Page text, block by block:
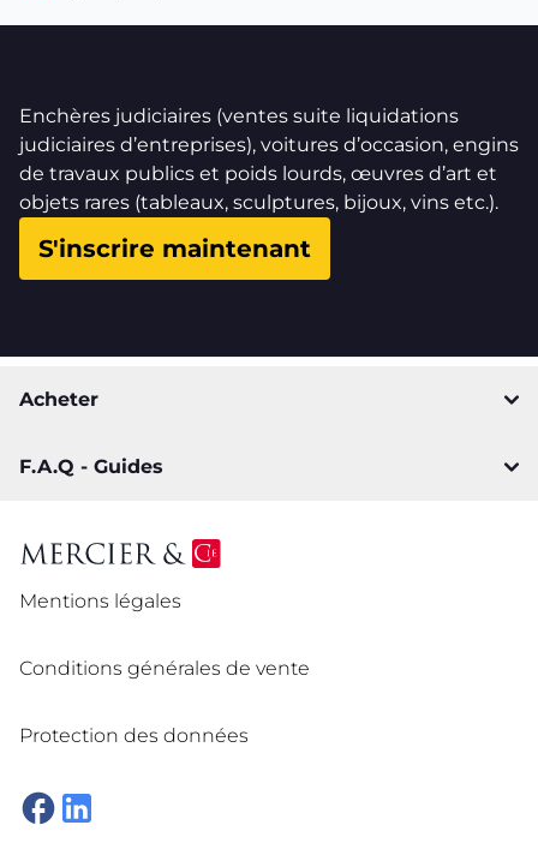
Enchères judiciaires (ventes suite liquidations
judiciaires d’entreprises), voitures d’occasion, engins
de travaux publics et poids lourds, œuvres d’art et
objets rares (tableaux, sculptures, bijoux, vins etc.).
S'inscrire maintenant
Acheter
F.A.Q - Guides
Mentions légales
Conditions générales de vente
Protection des données